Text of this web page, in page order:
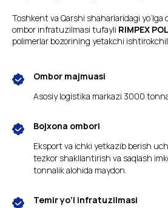
Toshkent va Qarshi shaharlaridagi yo‘lga
ombor infratuzilmasi tufayli RIMPEX
polimerlar bozorining yetakchi
Ombor majmuasi
Asosiy logistika markazi 3000
Bojxona ombori
Eksport va ichki yetkazib berish
tezkor shakllantirish va saqlash
tonnalik alohida maydon.
Temir yo‘l infratuzilmasi